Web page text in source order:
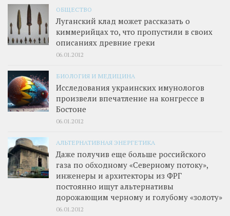
ОБЩЕСТВО
Луганский клад может рассказать о
киммерийцах то, что пропустили в своих
описаниях древние греки
06.01.2012
БИОЛОГИЯ И МЕДИЦИНА
Исследования украинских имунологов
произвели впечатление на конгрессе в
Бостоне
06.01.2012
АЛЬТЕРНАТИВНАЯ ЭНЕРГЕТИКА
Даже получив еще больше российского
газа по обходному «Северному потоку»,
инженеры и архитекторы из ФРГ
постоянно ищут альтернативы
дорожающим черному и голубому «золоту»
06.01.2012